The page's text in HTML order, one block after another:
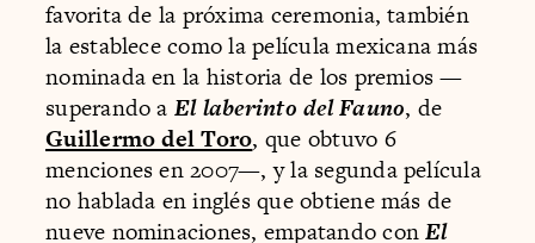
favorita de la próxima ceremonia, también
la establece como la película mexicana más
nominada en la historia de los premios —
superando a El laberinto del Fauno, de
Guillermo del Toro, que obtuvo 6
menciones en 2007—, y la segunda película
no hablada en inglés que obtiene más de
nueve nominaciones, empatando conEl